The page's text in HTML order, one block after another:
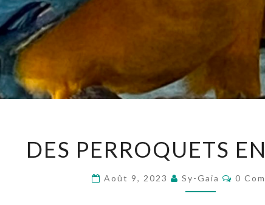
DES PERROQUETS
Août 9, 2023 Sy-Gaia 0